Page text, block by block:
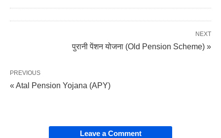
NEXT
पुरानी पेंशन योजना (Old Pension Scheme) »
PREVIOUS
« Atal Pension Yojana (APY)
Leave a Comment